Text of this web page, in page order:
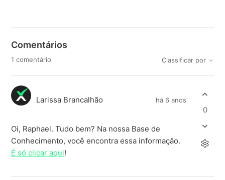
Comentários
1 comentário Classificar por
Larissa Brancalhão há 6 anos
Oi, Raphael. Tudo bem? Na nossa Base de
Conhecimento, você encontra essa informação.
É só clicar aqui!
0